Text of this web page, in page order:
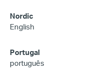
Nordic
English
Portugal
português